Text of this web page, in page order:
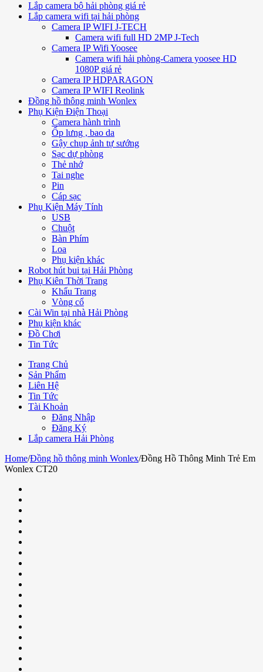
Lắp camera bộ hải phòng giá rẻ
Lắp camera wifi tại hải phòng
Camera IP WIFI J-TECH
Camera wifi full HD 2MP J-Tech
Camera IP Wifi Yoosee
Camera wifi hải phòng-Camera yoosee HD
1080P giá rẻ
Camera IP HDPARAGON
Camera IP WIFI Reolink
Đồng hồ thông minh Wonlex
Phụ Kiện Điện Thoại
Camera hành trình
Ốp lưng , bao da
Gậy chụp ảnh tự sướng
Sạc dự phòng
Thẻ nhớ
Tai nghe
Pin
Cáp sạc
Phụ Kiện Máy Tính
USB
Chuột
Bàn Phím
Loa
Phụ kiện khác
Robot hút bui tại Hải Phòng
Phụ Kiên Thời Trang
Khẩu Trang
Vòng cổ
Cài Win tại nhà Hải Phòng
Phụ kiện khác
Đồ Chơi
Tin Tức
Trang Chủ
Sản Phẩm
Liên Hệ
Tin Tức
Tài Khoản
Đăng Nhập
Đăng Ký
Lắp camera Hải Phòng
Home/Đồng hồ thông minh Wonlex/Đồng Hồ Thông Minh Trẻ Em
Wonlex CT20